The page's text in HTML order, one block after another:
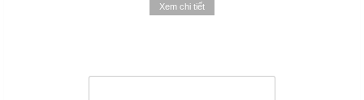
Xem chi tiết